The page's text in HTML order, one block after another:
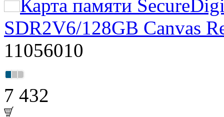
Карта памяти
SDR2V6/128GB Canvas
11056010
7 432